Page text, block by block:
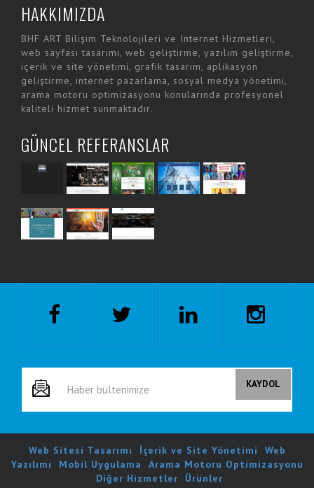
HAKKIMIZDA
BHF ART Bilişim Teknolojileri ve Internet Hizmetleri,
web sayfası tasarımı, web geliştirme, yazılım geliştirme,
içerik ve site yönetimi, grafik tasarım, aplikasyon
geliştirme, internet pazarlama, sosyal medya yönetimi,
arama motoru optimizasyonu konularında profesyonel
kaliteli hizmet sunmaktadır.
GÜNCEL REFERANSLAR
Web Sitesi Tasarımı İçerik ve Site Yönetimi
Web
Yazılımı
Mobil Uygulama
Arama Motoru Optimizasyonu
Diğer Hizmetler
Ürünler